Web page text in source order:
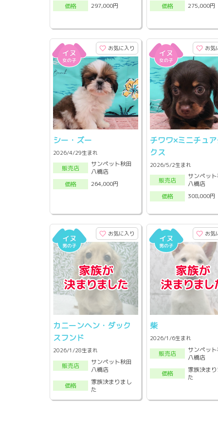
価格 297,000円 価格 275,000円
お気に入り
シー・ズー
2026/4/29生まれ
販売店
サンペット秋田
八橋店
価格
264,000円
お気
チワワ×ミニチュ
クス
2026/5/2生まれ
販売店
サンペッ
八橋店
価格
308,000円
お気に入り
カニーンヘン・ダック
スフンド
2026/1/28生まれ
販売店
サンペット秋田
八橋店
価格
家族決まりまし
た
お気
柴
2026/1/6生まれ
販売店
サンペッ
八橋店
価格
家族決ま
た